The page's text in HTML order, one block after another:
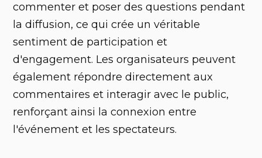
commenter et poser des questions pendant
la diffusion, ce qui crée un véritable
sentiment de participation et
d'engagement. Les organisateurs peuvent
également répondre directement aux
commentaires et interagir avec le public,
renforçant ainsi la connexion entre
l'événement et les spectateurs.